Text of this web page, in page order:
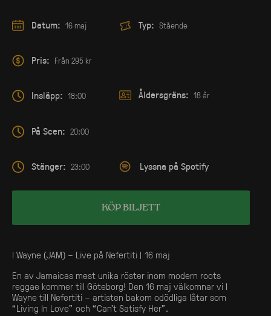
Datum: 16 maj
Pris: Från 295 kr
Insläpp: 18:00
På Scen: 20:00
Stänger: 23:00
Typ: Stående
Åldersgräns: 18 år
Lyssna på Spotify
KÖP BILJETT
I Wayne (JAM) – Live på Nefertiti | 16 maj
En av Jamaicas mest unika röster inom modern roots
reggae kommer till Göteborg! Den 16 maj välkomnar vi I
Wayne till Nefertiti – artisten bakom odödliga låtar som
“Living In Love” och “Can’t Satisfy Her”.